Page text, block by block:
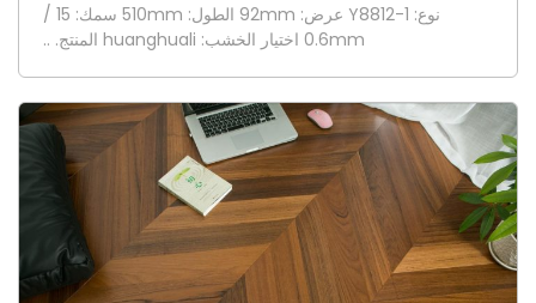
نوع: Y8812-1 عرض: 92mm الطول: 510mm سمك: 15 /
0.6mm اختيار الخشب: huanghuali المنتج. ..